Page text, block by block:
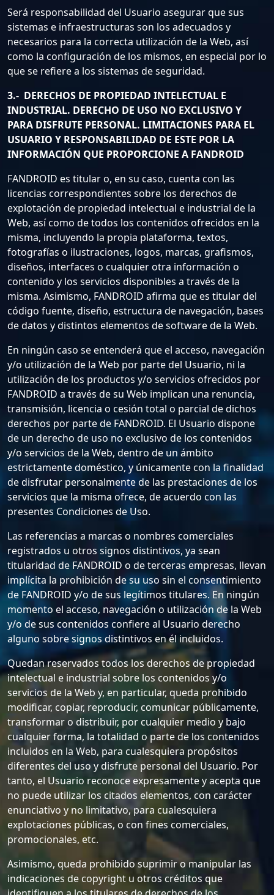
Será responsabilidad del Usuario asegurar que sus
sistemas e infraestructuras son los adecuados y
necesarios para la correcta utilización de la Web, así
como la configuración de los mismos, en especial por lo
que se refiere a los sistemas de seguridad.
3.- DERECHOS DE PROPIEDAD INTELECTUAL E
INDUSTRIAL. DERECHO DE USO NO EXCLUSIVO Y
PARA DISFRUTE PERSONAL. LIMITACIONES PARA EL
USUARIO Y RESPONSABILIDAD DE ESTE POR LA
INFORMACIÓN QUE PROPORCIONE A FANDROID
FANDROID es titular o, en su caso, cuenta con las
licencias correspondientes sobre los derechos de
explotación de propiedad intelectual e industrial de la
Web, así como de todos los contenidos ofrecidos en la
misma, incluyendo la propia plataforma, textos,
fotografías o ilustraciones, logos, marcas, grafismos,
diseños, interfaces o cualquier otra información o
contenido y los servicios disponibles a través de la
misma. Asimismo, FANDROID afirma que es titular del
código fuente, diseño, estructura de navegación, bases
de datos y distintos elementos de software de la Web.
En ningún caso se entenderá que el acceso, navegación
y/o utilización de la Web por parte del Usuario, ni la
utilización de los productos y/o servicios ofrecidos por
FANDROID a través de su Web implican una renuncia,
transmisión, licencia o cesión total o parcial de dichos
derechos por parte de FANDROID. El Usuario dispone
de un derecho de uso no exclusivo de los contenidos
y/o servicios de la Web, dentro de un ámbito
estrictamente doméstico, y únicamente con la finalidad
de disfrutar personalmente de las prestaciones de los
servicios que la misma ofrece, de acuerdo con las
presentes Condiciones de Uso.
Las referencias a marcas o nombres comerciales
registrados u otros signos distintivos, ya sean
titularidad de FANDROID o de terceras empresas, llevan
implícita la prohibición de su uso sin el consentimiento
de FANDROID y/o de sus legítimos titulares. En ningún
momento el acceso, navegación o utilización de la Web
y/o de sus contenidos confiere al Usuario derecho
alguno sobre signos distintivos en él incluidos.
Quedan reservados todos los derechos de propiedad
intelectual e industrial sobre los contenidos y/o
servicios de la Web y, en particular, queda prohibido
modificar, copiar, reproducir, comunicar públicamente,
transformar o distribuir, por cualquier medio y bajo
cualquier forma, la totalidad o parte de los contenidos
incluidos en la Web, para cualesquiera propósitos
diferentes del uso y disfrute personal del Usuario. Por
tanto, el Usuario reconoce expresamente y acepta que
no puede utilizar los citados elementos, con carácter
enunciativo y no limitativo, para cualesquiera
explotaciones públicas, o con fines comerciales,
promocionales, etc.
Asimismo, queda prohibido suprimir o manipular las
indicaciones de copyright u otros créditos que